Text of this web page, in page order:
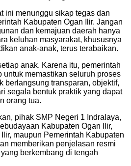
ini menunggu sikap tegas dan
Kabupaten Ogan Ilir. Jangan
dan kemajuan daerah hanya
keluhan masyarakat, khususnya
anak-anak, terus terabaikan.
anak. Karena itu, pemerintah
untuk memastikan seluruh proses
berlangsung transparan, objektif,
segala bentuk praktik yang dapat
orang tua.
pihak SMP Negeri 1 Indralaya,
Kabupaten Ogan Ilir,
maupun Pemerintah Kabupaten
memberikan penjelasan resmi
berkembang di tengah